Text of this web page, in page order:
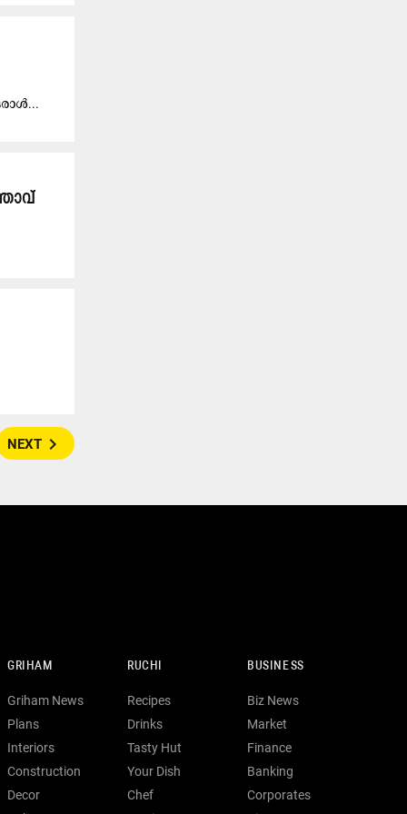
NEXT navigate_next
GRIHAM
Griham News
Plans
Interiors
Construction
Decor
RUCHI
Recipes
Drinks
Tasty Hut
Your Dish
Chef
BUSINESS
Biz News
Market
Finance
Banking
Corporates